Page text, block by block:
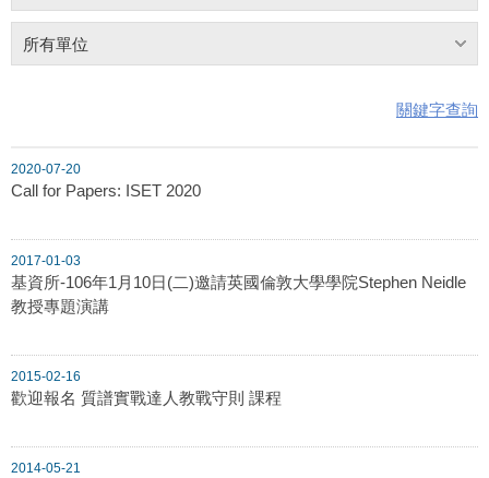
所有單位
關鍵字查詢
2020-07-20
Call for Papers: ISET 2020
2017-01-03
基資所-106年1月10日(二)邀請英國倫敦大學學院Stephen Neidle
教授專題演講
2015-02-16
歡迎報名 質譜實戰達人教戰守則 課程
2014-05-21